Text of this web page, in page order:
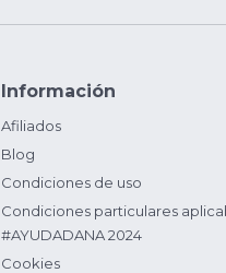
Información
Afiliados
Blog
Condiciones de uso
Condiciones particulares
#AYUDADANA 2024
Cookies